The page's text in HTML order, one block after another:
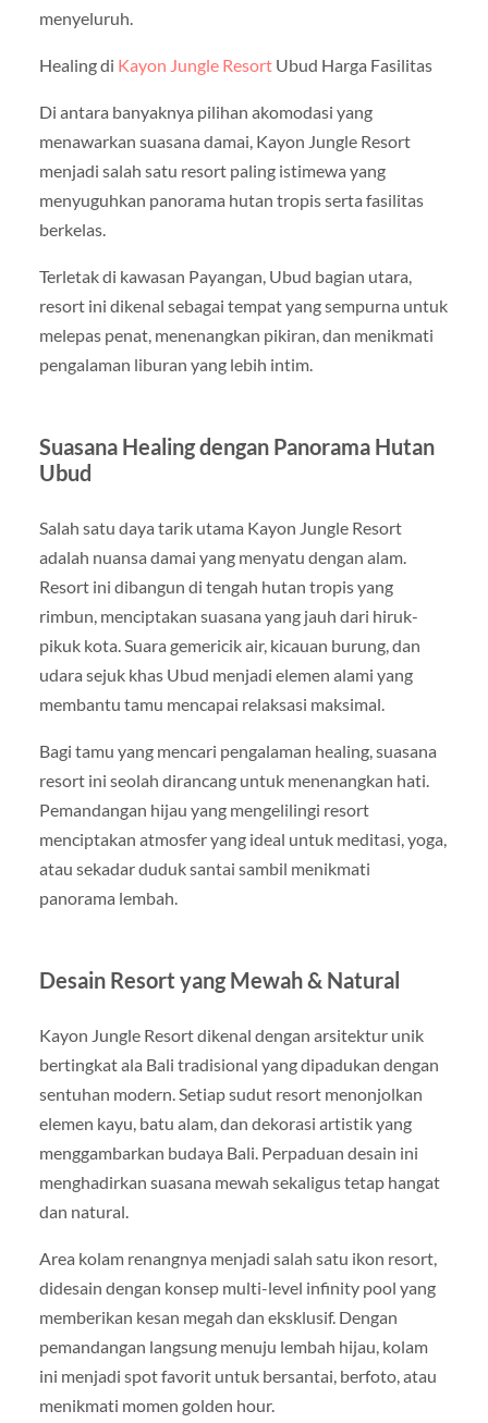
menyeluruh.
Healing di Kayon Jungle ResortUbud Harga Fasilitas
Di antara banyaknya pilihan akomodasi yang
menawarkan suasana damai, Kayon Jungle Resort
menjadi salah satu resort paling istimewa yang
menyuguhkan panorama hutan tropis serta fasilitas
berkelas.
Terletak di kawasan Payangan, Ubud bagian utara,
resort ini dikenal sebagai tempat yang sempurna untuk
melepas penat, menenangkan pikiran, dan menikmati
pengalaman liburan yang lebih intim.
Suasana Healing dengan Panorama Hutan
Ubud
Salah satu daya tarik utama Kayon Jungle Resort
adalah nuansa damai yang menyatu dengan alam.
Resort ini dibangun di tengah hutan tropis yang
rimbun, menciptakan suasana yang jauh dari hiruk-
pikuk kota. Suara gemericik air, kicauan burung, dan
udara sejuk khas Ubud menjadi elemen alami yang
membantu tamu mencapai relaksasi maksimal.
Bagi tamu yang mencari pengalaman healing, suasana
resort ini seolah dirancang untuk menenangkan hati.
Pemandangan hijau yang mengelilingi resort
menciptakan atmosfer yang ideal untuk meditasi, yoga,
atau sekadar duduk santai sambil menikmati
panorama lembah.
Desain Resort yang Mewah & Natural
Kayon Jungle Resort dikenal dengan arsitektur unik
bertingkat ala Bali tradisional yang dipadukan dengan
sentuhan modern. Setiap sudut resort menonjolkan
elemen kayu, batu alam, dan dekorasi artistik yang
menggambarkan budaya Bali. Perpaduan desain ini
menghadirkan suasana mewah sekaligus tetap hangat
dan natural.
Area kolam renangnya menjadi salah satu ikon resort,
didesain dengan konsep multi-level infinity pool yang
memberikan kesan megah dan eksklusif. Dengan
pemandangan langsung menuju lembah hijau, kolam
ini menjadi spot favorit untuk bersantai, berfoto, atau
menikmati momen golden hour.